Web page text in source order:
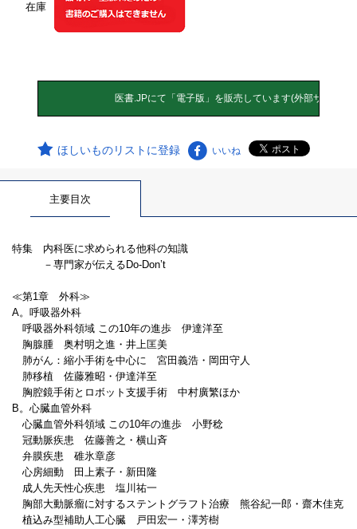
在庫
ほしいものリストに登録 いいね
主要目次
特集 内科医に求められる他科の知識
－専門家が伝えるDo-Don’t
≪第1章 外科≫
A。呼吸器外科
呼吸器外科領域 この10年の進歩 伊達洋至
胸腺腫 奥村明之進・井上匡美
肺がん：縮小手術を中心に 宮田義浩・岡田守人
肺移植 佐藤雅昭・伊達洋至
胸腔鏡手術とロボット支援手術 中村廣繁ほか
B。心臓血管外科
心臓血管外科領域 この10年の進歩 小野稔
冠動脈疾患 佐藤善之・横山斉
弁膜疾患 碓氷章彦
心房細動 田上素子・新田隆
成人先天性心疾患 塩川祐一
胸部大動脈瘤に対するステントグラフト治療 熊谷紀一郎・齋木佳克
植込み型補助人工心臓 戸田宏一・澤芳樹